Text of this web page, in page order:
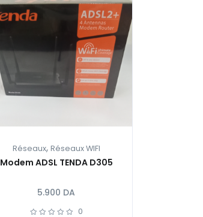
Réseaux, Réseaux WIFI
Modem ADSL TENDA D305
5.900 DA
0